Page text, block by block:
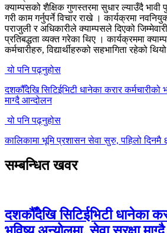
क्याम्पसको शैक्षिक गुणस्तरमा सुधार ल्याउँदै भावी
गरी काम गर्नुपर्ने विचार राखे । कार्यक्रमा
पराजुली र अधिकारीले क्याम्पसले दिएको
प्रतिबद्धता व्यक्त गरेका थिए । कार्यक्रममा
कर्मचारीहरु, विद्यार्थीहरुको सहभागिता रहेको
यो पनि पढ्नुहोस
दशकौँदेखि सिटिईभिटी धानेका करार कर्मचारीको
माग्दै आन्दोलन
यो पनि पढ्नुहोस
कालिकामा भूमि प्रशासन सेवा सुरु, पहिलो दिनमै
सम्बन्धित खवर
दशकौँदेखि सिटिईभिटी धानेका